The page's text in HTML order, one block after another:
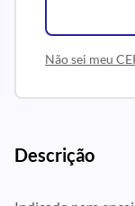
Não sei meu
Descrição